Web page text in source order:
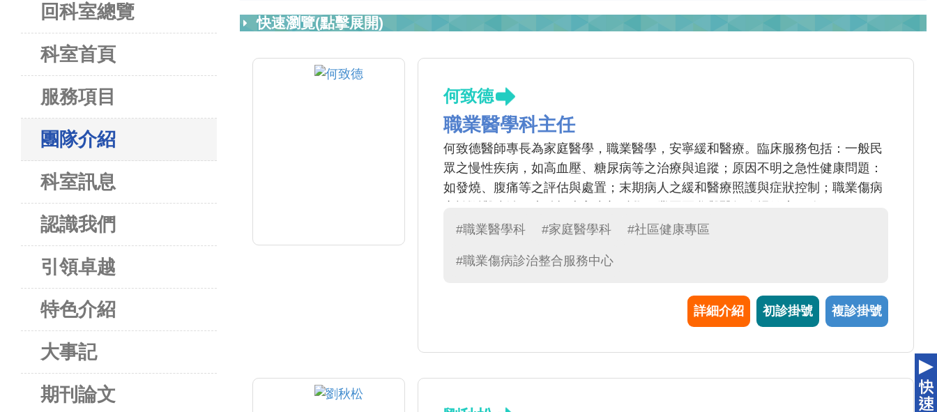
回科室總覽
科室首頁
服務項目
團隊介紹
科室訊息
認識我們
引領卓越
特色介紹
大事記
期刊論文
快速瀏覽(點擊展開)
何致德
職業醫學科主任
何致德醫師專長為家庭醫學，職業醫學，安寧緩和醫療。臨床服務包括：一般民
眾之慢性疾病，如高血壓、糖尿病等之治療與追蹤；原因不明之急性健康問題：
如發燒、腹痛等之評估與處置；末期病人之緩和醫療照護與症狀控制；職業傷病
#職業醫學科
#家庭醫學科 #社區健康專區
#職業傷病診治整合服務中心
詳細介紹 初診掛號 複診掛號